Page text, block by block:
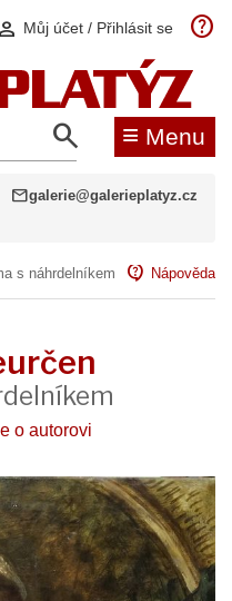
person Můj účet / Přihlásit se help
search ≡ Menu
mailgalerie@galerieplatyz.cz
s náhrdelníkem contact_support Nápověda
o autorovi